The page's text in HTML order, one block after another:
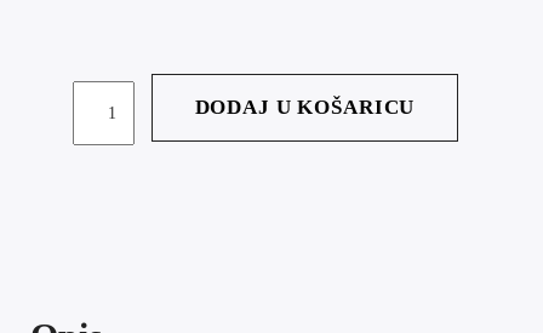
GLAVE
DODAJ U KOŠARICU